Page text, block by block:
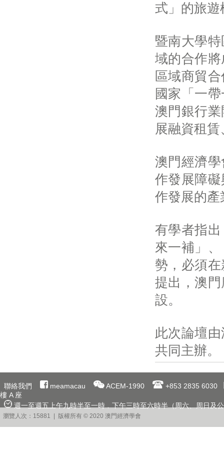
式」的旅遊
暨南大學
域的合作
區域商貿
國家「一
澳門銀行
展融資租
澳門經濟
作發展障
作發展的
有學者指
來一補」
勢，必須
提出，澳
設。
此次論壇
共同主辦。
聯絡我們 meamacau ACEM-1990
+853 2835 6030
樓 A 座
週一至週五上午九時半至一時﹐下午三時至六時半（周六、周日及
瀏覽人次：15881 | 版權所有 © 2020 澳門經濟學會